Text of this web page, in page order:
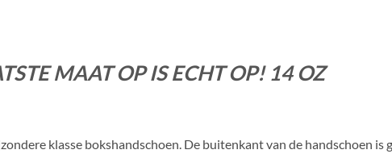
MAAT OP IS ECHT OP! 14 OZ
klasse bokshandschoen. De buitenkant van de handschoen is